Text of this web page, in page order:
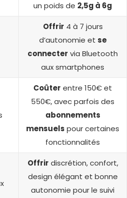
un poids de 2,5g à 6g
Offrir 4 à 7 jours
d’autonomie et se
connecter via Bluetooth
aux smartphones
Coûter entre 150€ et
550€, avec parfois des
abonnements
mensuels pour certaines
fonctionnalités
Offrir discrétion, confort,
design élégant et bonne
autonomie pour le suivi